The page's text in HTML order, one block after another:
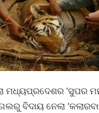
ମଧ୍ୟପ୍ରଦେଶର ‘ସୁପର
ବିଦାୟ ନେଲା